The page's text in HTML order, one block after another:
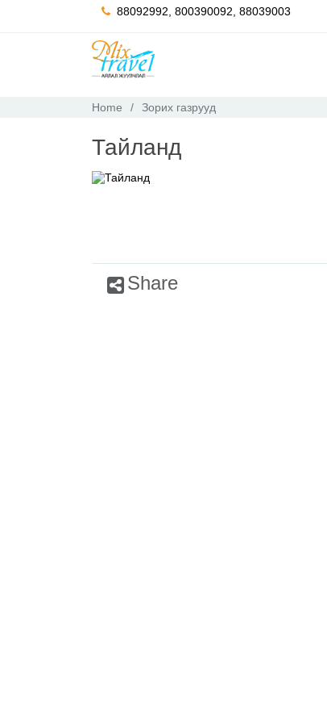
88092992, 800390092, 88039003
Home Зорих газрууд
Тайланд
Share